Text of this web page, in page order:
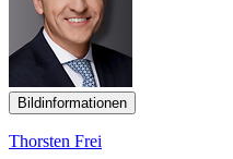
Bildinformationen
Thorsten Frei